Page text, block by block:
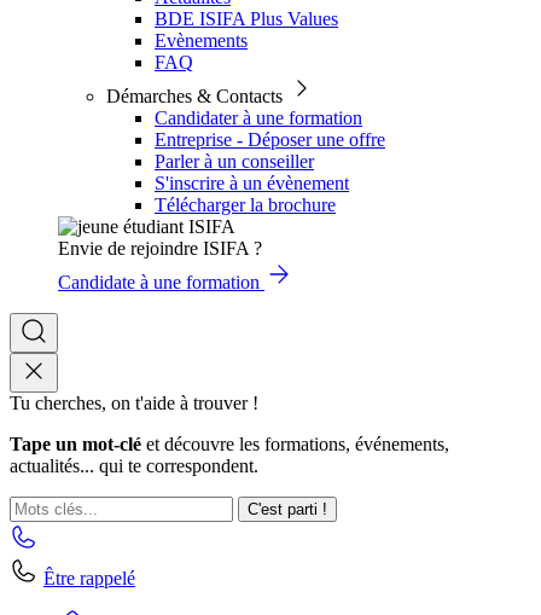
BDE ISIFA Plus Values
Evènements
FAQ
Démarches & Contacts
Candidater à une formation
Entreprise - Déposer une offre
Parler à un conseiller
S'inscrire à un évènement
Télécharger la brochure
Envie de rejoindre ISIFA ?
Candidate à une formation
Tu cherches, on t'aide à trouver !
Tape un mot-clé et découvre les formations, événements,
actualités... qui te correspondent.
C'est parti !
Être rappelé